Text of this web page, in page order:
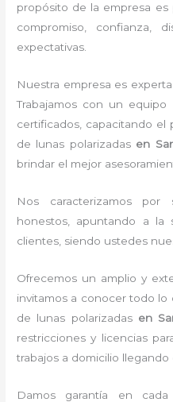
propósito de la empresa es
compromiso, confianza,
expectativas.
Nuestra empresa es
Trabajamos con un
certificados, capacitando
de lunas polarizadasen
brindar el mejor
Nos caracterizamos por
honestos, apuntando a la
clientes, siendo ustedes
Ofrecemos un amplio y
invitamos a conocer todo
de lunas polarizadas en
restricciones y licencias
trabajos a domicilio
Damos garantía en